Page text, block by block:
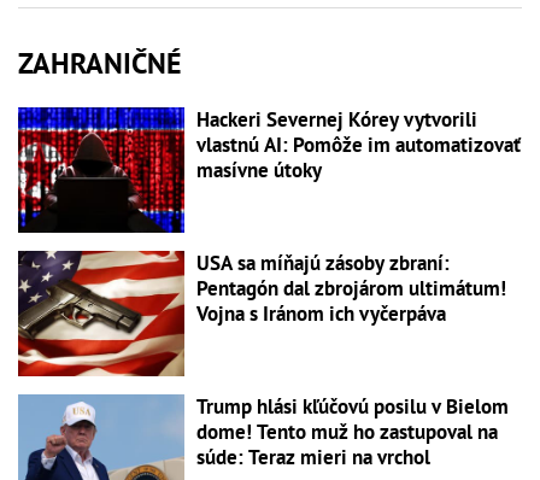
ZAHRANIČNÉ
Hackeri Severnej Kórey vytvorili
vlastnú AI: Pomôže im automatizovať
masívne útoky
USA sa míňajú zásoby zbraní:
Pentagón dal zbrojárom ultimátum!
Vojna s Iránom ich vyčerpáva
Trump hlási kľúčovú posilu v Bielom
dome! Tento muž ho zastupoval na
súde: Teraz mieri na vrchol